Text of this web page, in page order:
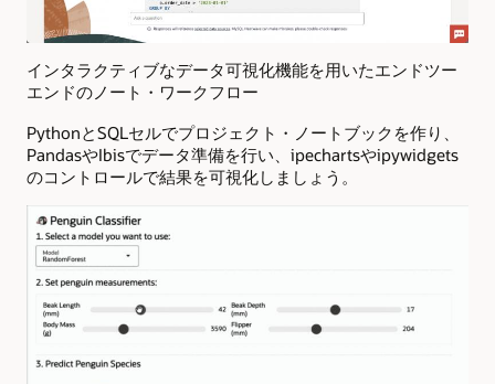
インタラクティブなデータ可視化機能を用いたエンドツー
エンドのノート・ワークフロー
PythonとSQLセルでプロジェクト・ノートブックを作り、
PandasやIbisでデータ準備を行い、ipechartsやipywidgets
のコントロールで結果を可視化しましょう。